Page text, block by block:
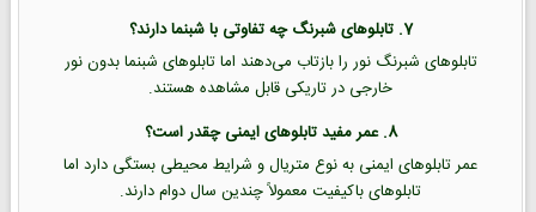
7. تابلوهای شبرنگ چه تفاوتی با شبنما دارند؟
تابلوهای شبرنگ نور را بازتاب می‌دهند اما تابلوهای شبنما بدون نور
خارجی در تاریکی قابل مشاهده هستند.
8. عمر مفید تابلوهای ایمنی چقدر است؟
عمر تابلوهای ایمنی به نوع متریال و شرایط محیطی بستگی دارد اما
تابلوهای باکیفیت معمولاً چندین سال دوام دارند.